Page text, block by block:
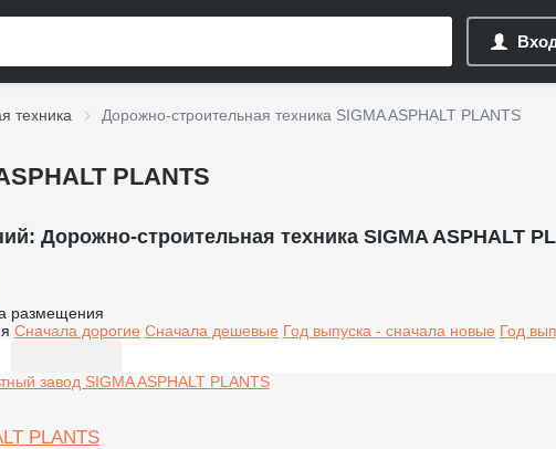
техника Дорожно-строительная техника SIGMA ASPHALT PLANTS
PLANTS
Дорожно-строительная техника SIGMA ASPHALT
размещения
Сначала дорогие Сначала дешевые Год выпуска - сначала новые Год
PLANTS